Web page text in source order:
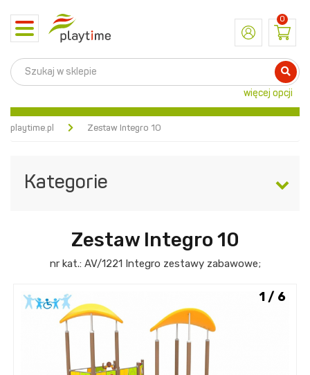
Toggle
navigation
0
więcej opcji
playtime.pl Zestaw Integro 10
Kategorie
Zestaw Integro 10
nr kat.: AV/1221 Integro zestawy zabawowe;
1 / 6